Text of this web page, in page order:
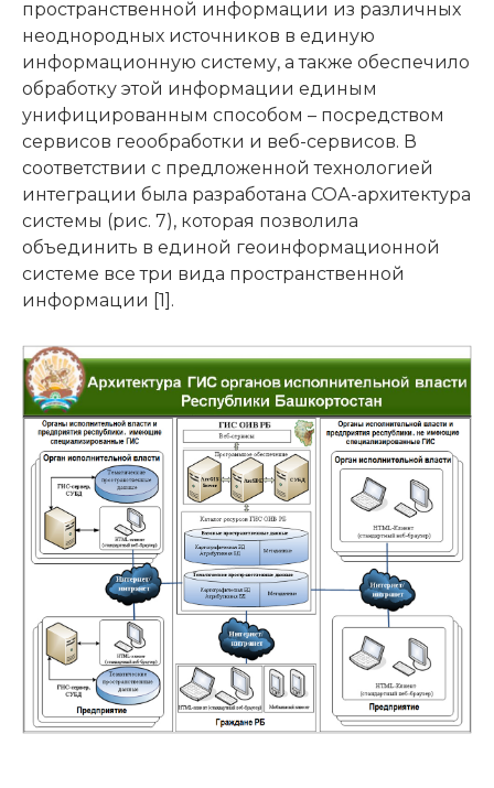
пространственной информации из различных
неоднородных источников в единую
информационную систему, а также обеспечило
обработку этой информации единым
унифицированным способом – посредством
сервисов геообработки и веб-сервисов. В
соответствии с предложенной технологией
интеграции была разработана СОА-архитектура
системы (рис. 7), которая позволила
объединить в единой геоинформационной
системе все три вида пространственной
информации [1].